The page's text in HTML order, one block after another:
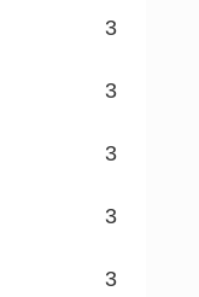
3
3
3
3
3